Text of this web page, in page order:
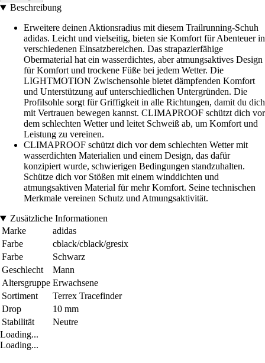
Beschreibung
Erweitere deinen Aktionsradius mit diesem Trailrunning-Schuh
adidas. Leicht und vielseitig, bieten sie Komfort für Abenteuer in
verschiedenen Einsatzbereichen. Das strapazierfähige
Obermaterial hat ein wasserdichtes, aber atmungsaktives Design
für Komfort und trockene Füße bei jedem Wetter. Die
LIGHTMOTION Zwischensohle bietet dämpfenden Komfort
und Unterstützung auf unterschiedlichen Untergründen. Die
Profilsohle sorgt für Griffigkeit in alle Richtungen, damit du dich
mit Vertrauen bewegen kannst. CLIMAPROOF schützt dich vor
dem schlechten Wetter und leitet Schweiß ab, um Komfort und
Leistung zu vereinen.
CLIMAPROOF schützt dich vor dem schlechten Wetter mit
wasserdichten Materialien und einem Design, das dafür
konzipiert wurde, schwierigen Bedingungen standzuhalten.
Schütze dich vor Stößen mit einem winddichten und
atmungsaktiven Material für mehr Komfort. Seine technischen
Merkmale vereinen Schutz und Atmungsaktivität.
Zusätzliche Informationen
Marke
adidas
Farbe
cblack/cblack/gresix
Farbe
Schwarz
Geschlecht
Mann
Altersgruppe Erwachsene
Sortiment
Terrex Tracefinder
Drop
10 mm
Stabilität
Neutre
Loading...
Loading...